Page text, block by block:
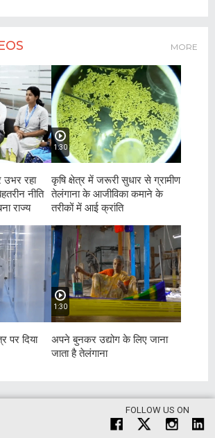
MORE
उभर रहा
नीति
राज्य
1:30
कृषि क्षेत्र में जरूरी सुधार से ग्रामीण
तेलंगाना के आजीविका कमाने के
तरीकों में आई क्रांति
पर दिया
1:30
अपने बुनकर उद्योग के लिए जाना
जाता है तेलंगाना
FOLLOW US ON